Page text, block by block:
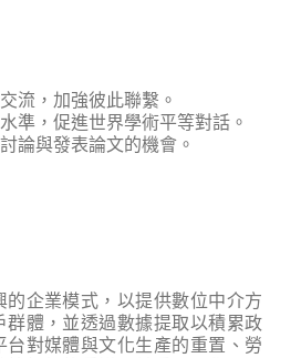
流，加強彼此聯繫。
準，促進世界學術平等對話。
論與發表論文的機會。
的企業模式，以提供數位中介方
群體，並透過數據提取以積累政
台對媒體與文化生產的重置、勞